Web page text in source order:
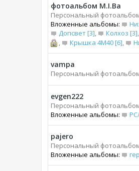
фотоальбом M.I.Bа
Персональный
Вложенные альбомы:
Допсвет [3], Колхоз [3],
,
Крышка 4М40 [6],
vampa
Персональный
evgen222
Персональный
Вложенные альбомы:
pajero
Персональный
Вложенные альбомы: